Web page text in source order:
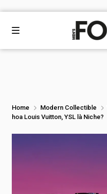
Home Modern Collectible
hoa Louis Vuitton, YSL là Niche?